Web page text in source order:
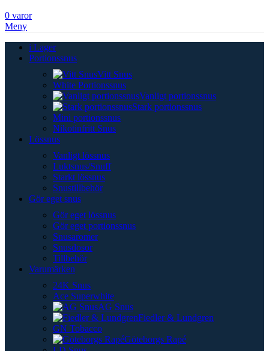
0 varor
Meny
i Lager
Portionssnus
Vitt Snus
White Portionssnus
Vanligt portionssnus
Stark portionssnus
Mini portionssnus
Nikotinfritt Snus
Lössnus
Vanligt lössnus
Luktsnus/Snuff
Starkt lössnus
Snustillbehör
Gör eget snus
Gör eget lössnus
Gör eget portionssnus
Snusaromer
Snusdosor
Tillbehör
Varumärken
24K Snus
Ace Superwhite
AG Snus
Fiedler & Lundgren
GN Tobacco
Göteborgs Rapé